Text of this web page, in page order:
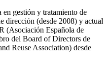
en gestión y tratamiento de
dirección (desde 2008) y actual
(Asociación Española de
del Board of Directors de
Reuse Association) desde